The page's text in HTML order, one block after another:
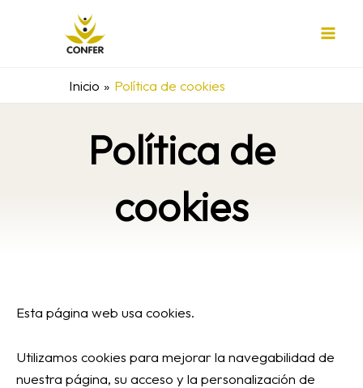
Inicio
Política de cookies
Política de
cookies
Esta página web usa cookies.
Utilizamos cookies para mejorar la navegabilidad de
nuestra página, su acceso y la personalización de